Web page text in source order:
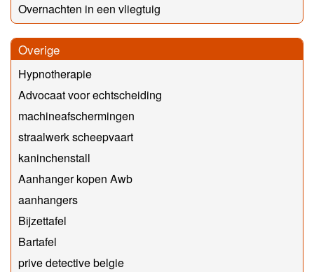
Overnachten in een vliegtuig
Overige
Hypnotherapie
Advocaat voor echtscheiding
machineafschermingen
straalwerk scheepvaart
kaninchenstall
Aanhanger kopen Awb
aanhangers
Bijzettafel
Bartafel
prive detective belgie